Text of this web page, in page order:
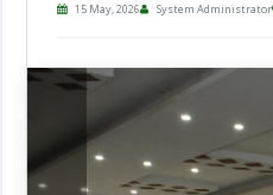
15 May, 2026 System Administrator